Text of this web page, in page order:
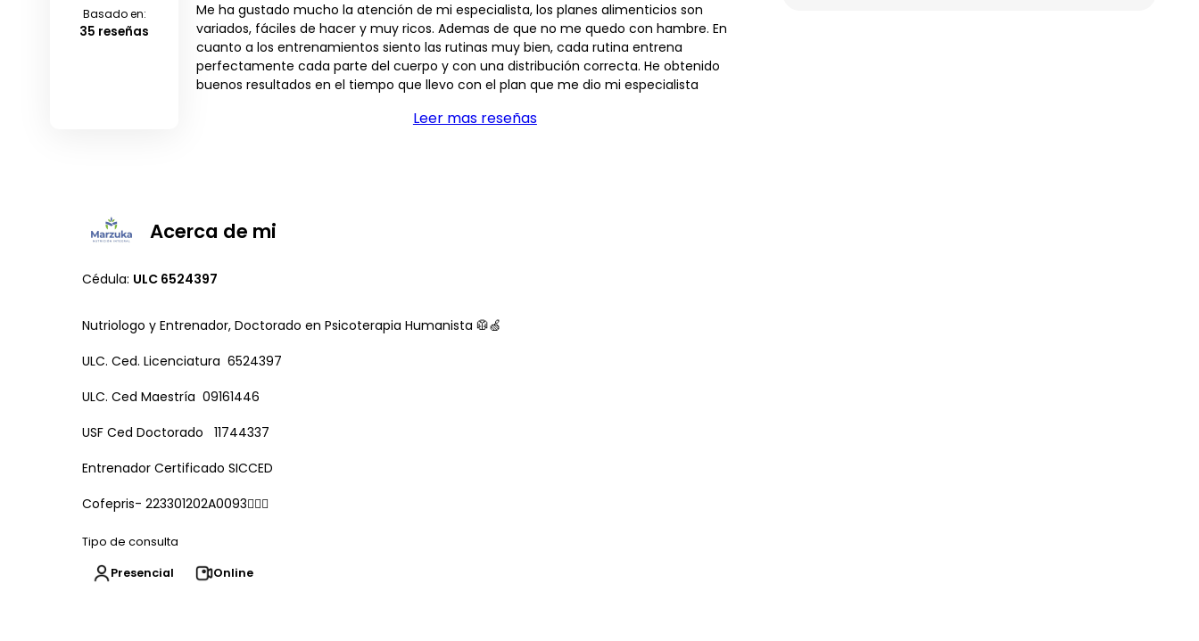
Basado en:
35 reseñas
Me ha gustado mucho la atención de mi especialista, los planes alimenticios son
variados, fáciles de hacer y muy ricos. Ademas de que no me quedo con hambre. En
cuanto a los entrenamientos siento las rutinas muy bien, cada rutina entrena
perfectamente cada parte del cuerpo y con una distribución correcta. He obtenido
buenos resultados en el tiempo que llevo con el plan que me dio mi especialista
Leer mas reseñas
Acerca de mi
Cédula: ULC 6524397
Nutriologo y Entrenador, Doctorado en Psicoterapia Humanista 🥼🍏
ULC. Ced. Licenciatura 6524397
ULC. Ced Maestría 09161446
USF Ced Doctorado 11744337
Entrenador Certificado SICCED
Cofepris- 223301202A0093🧑🏻‍⚕️
Tipo de consulta
Presencial Online